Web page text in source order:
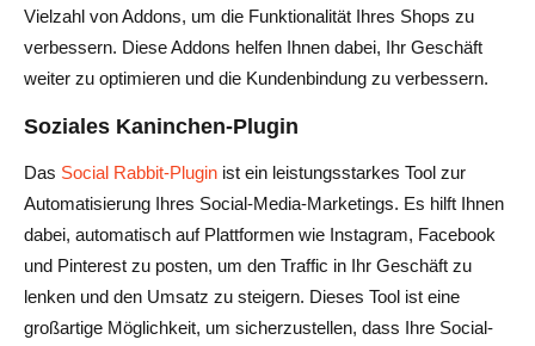
Vielzahl von Addons, um die Funktionalität Ihres Shops zu
verbessern. Diese Addons helfen Ihnen dabei, Ihr Geschäft
weiter zu optimieren und die Kundenbindung zu verbessern.
Soziales Kaninchen-Plugin
Das Social Rabbit-Plugin ist ein leistungsstarkes Tool zur
Automatisierung Ihres Social-Media-Marketings. Es hilft Ihnen
dabei, automatisch auf Plattformen wie Instagram, Facebook
und Pinterest zu posten, um den Traffic in Ihr Geschäft zu
lenken und den Umsatz zu steigern. Dieses Tool ist eine
großartige Möglichkeit, um sicherzustellen, dass Ihre Social-